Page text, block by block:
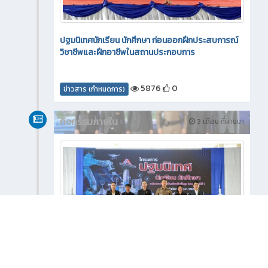
ปฐมนิเทศนักเรียน นักศึกษา ก่อนออกฝึกประสบการณ์
วิชาชีพและฝึกอาชีพในสถานประกอบการ
ข่าวสาร (กำหนดการ) 5876 0
3 เดือน ที่ผ่านมา
กิจกรรมภายใน